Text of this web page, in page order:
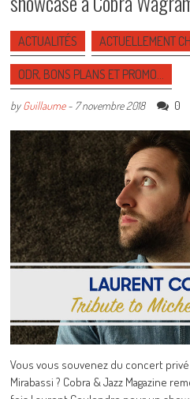
ACTUALITÉS ACTUELLEMENT
ODR, BONS PLANS ET PROMO…
byGuillaume- 7 novembre 2018 0
Vous vous souvenez du concert privé
Mirabassi ? Cobra & Jazz Magazine